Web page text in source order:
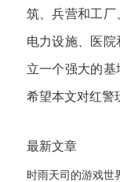
筑、兵营和工厂
电力设施、医
立一个强大的基
希望本文对红警
最新文章
时雨天司的游戏世